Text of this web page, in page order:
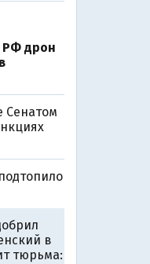
РФ дрон
Сенатом
в
тюрьма: